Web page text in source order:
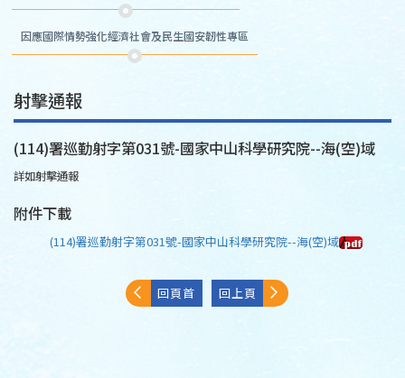
因應國際情勢強化經濟社會及民生國安韌性專區
射擊通報
(114)署巡勤射字第031號-國家中山科學研究院--海(空)域
詳如射擊通報
附件下載
(114)署巡勤射字第031號-國家中山科學研究院--海(空)域
回頁首 回上頁